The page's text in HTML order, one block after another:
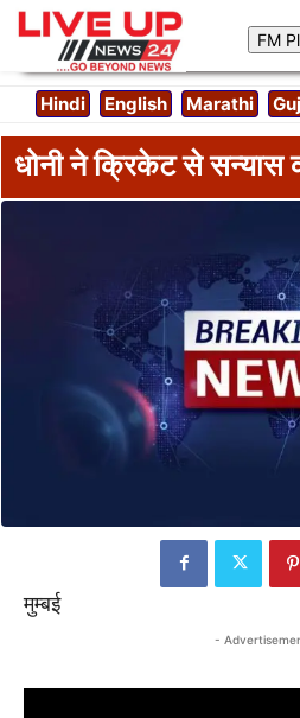
Hindi English Marathi
धोनी ने क्रिकेट से सन्यास
मुम्बई
-